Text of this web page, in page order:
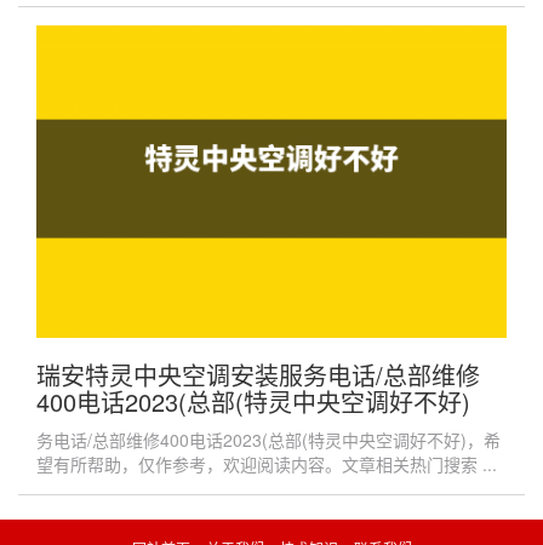
瑞安特灵中央空调安装服务电话/总部维修
400电话2023(总部(特灵中央空调好不好)
务电话/总部维修400电话2023(总部(特灵中央空调好不好)，希
望有所帮助，仅作参考，欢迎阅读内容。文章相关热门搜索 ...